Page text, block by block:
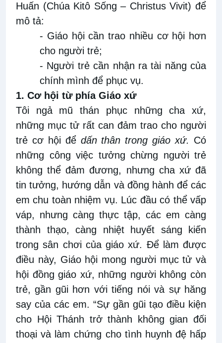
Huấn (Chúa Kitô Sống – Christus Vivit) để
mô tả:
- Giáo hội cần trao nhiều cơ hội hơn
cho người trẻ;
- Người trẻ cần nhận ra tài năng của
chính mình để phục vụ.
1. Cơ hội từ phía Giáo xứ
Tôi ngả mũ thán phục những cha xứ,
những mục tử rất can đảm trao cho người
trẻ cơ hội để dấn thân trong giáo xứ. Có
những công việc tưởng chừng người trẻ
không thể đảm đương, nhưng cha xứ đã
tin tưởng, hướng dẫn và đồng hành để các
em chu toàn nhiệm vụ. Lúc đầu có thể vấp
váp, nhưng càng thực tập, các em càng
thành thạo, càng nhiệt huyết sáng kiến
trong sân chơi của giáo xứ. Để làm được
điều này, Giáo hội mong người mục tử và
hội đồng giáo xứ, những người không còn
trẻ, gần gũi hơn với tiếng nói và sự hăng
say của các em. “Sự gần gũi tạo điều kiện
cho Hội Thánh trở thành không gian đối
thoại và làm chứng cho tình huynh đệ hấp